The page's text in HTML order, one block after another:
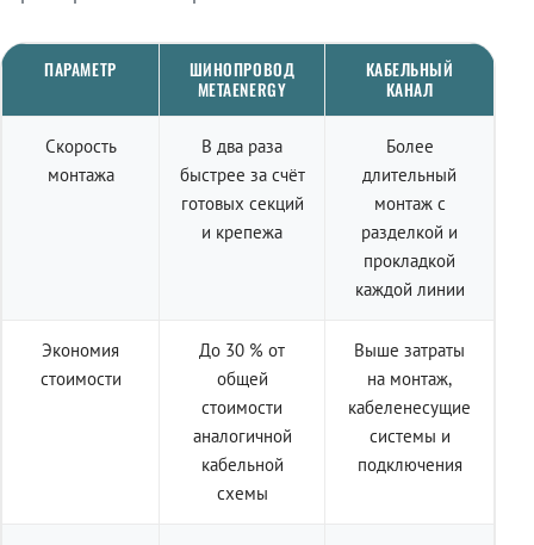
ПАРАМЕТР
ШИНОПРОВОД
METAENERGY
КАБЕЛЬНЫЙ
КАНАЛ
Скорость
монтажа
В два раза
быстрее за счёт
готовых секций
и крепежа
Более
длительный
монтаж с
разделкой и
прокладкой
каждой линии
Экономия
стоимости
До 30 % от
общей
стоимости
аналогичной
кабельной
схемы
Выше затраты
на монтаж,
кабеленесущие
системы и
подключения